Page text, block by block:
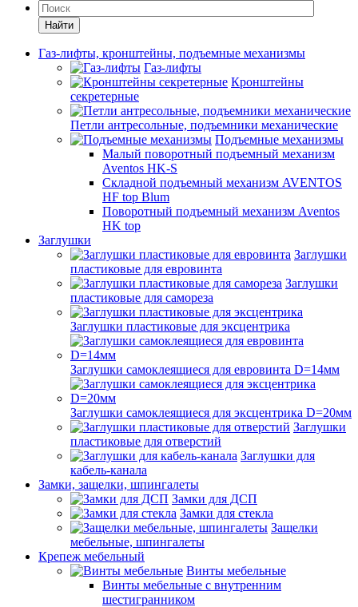
Найти
Газ-лифты, кронштейны, подъемные механизмы
Газ-лифты
Кронштейны
секретерные
Петли антресольные, подъемники механические
Подъемные механизмы
Малый поворотный подъемный механизм
Aventos HK-S
Складной подъемный механизм AVENTOS
HF top Blum
Поворотный подъемный механизм Aventos
HK top
Заглушки
Заглушки
пластиковые для евровинта
Заглушки
пластиковые для самореза
Заглушки пластиковые для эксцентрика
Заглушки самоклеящиеся для евровинта D=14мм
Заглушки самоклеящиеся для эксцентрика D=20мм
Заглушки
пластиковые для отверстий
Заглушки для
кабель-канала
Замки, защелки, шпингалеты
Замки для ДСП
Замки для стекла
Защелки
мебельные, шпингалеты
Крепеж мебельный
Винты мебельные
Винты мебельные с внутренним
шестигранником